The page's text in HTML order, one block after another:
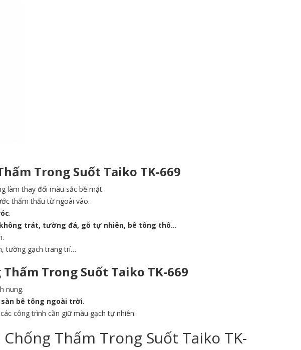
Trong Suốt Taiko TK-669
làm thay đổi màu sắc bề mặt.
thẩm thấu từ ngoài vào.
.
trát, tường đá, gỗ tự nhiên, bê tông thô…
tường gạch trang trí…
Trong Suốt Taiko TK-669
nung.
bê tông ngoài trời.
công trình cần giữ màu gạch tự nhiên.
Thấm Trong Suốt Taiko TK-